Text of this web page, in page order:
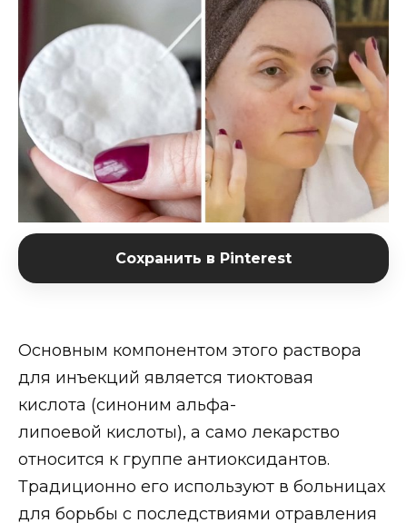
Сохранить в Pinterest
Основным компонентом этого раствора
для инъекций является тиоктовая
кислота (синоним альфа-
липоевой кислоты), а само лекарство
относится к группе антиоксидантов.
Традиционно его используют в больницах
для борьбы с последствиями отравления